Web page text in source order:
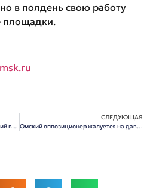
в полдень свою работу
площадки.
Проект бюджета-2013 Двораковский внесет в горсовет сам
СЛЕДУЮЩАЯ
Омский оппозиционер жалуется на давление ФСБ